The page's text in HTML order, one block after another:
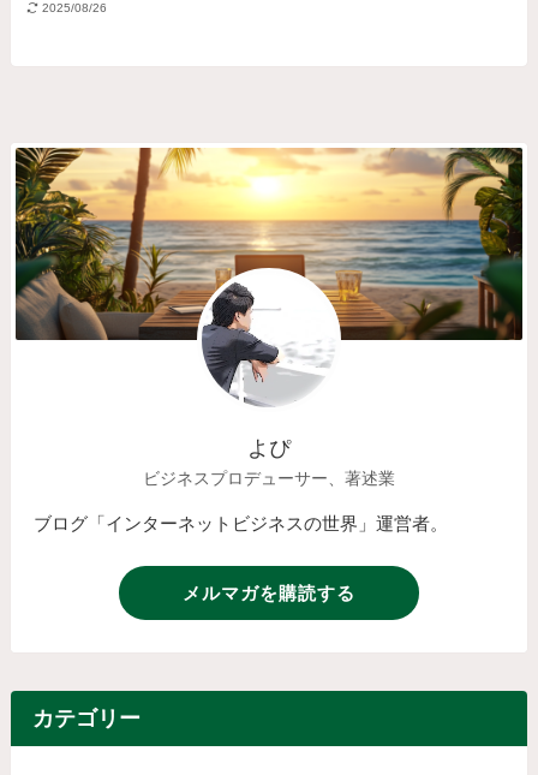
2025/08/26
よぴ
ビジネスプロデューサー、著述業
ブログ「インターネットビジネスの世界」運営者。
メルマガを購読する
カテゴリー